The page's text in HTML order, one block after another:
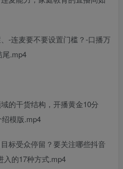
-连麦要不要设置门槛？-口播万
尾.mp4
的干货结构，开播黄金10分
模版.mp4
标受众停留？要关注哪些抖音
入的17种方式.mp4